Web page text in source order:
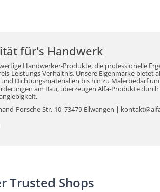
für's Handwerk
Handwerker-Produkte, die professionelle
Leistungs-Verhältnis. Unsere Eigenmarke bietet
Dichtungsmaterialien bis hin zu Malerbedarf
am Bau, überzeugen Alfa-Produkte
Porsche-Str. 10, 73479 Ellwangen |
Trusted Shops